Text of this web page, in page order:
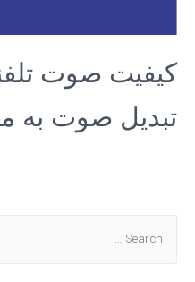
کیفیت صوت
تبدیل صوت به